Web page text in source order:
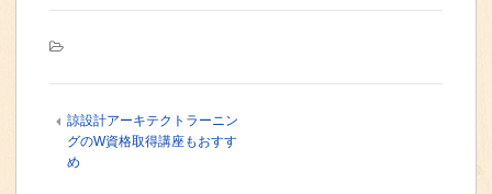
諒設計アーキテクトラーニン
グのW資格取得講座もおすす
め